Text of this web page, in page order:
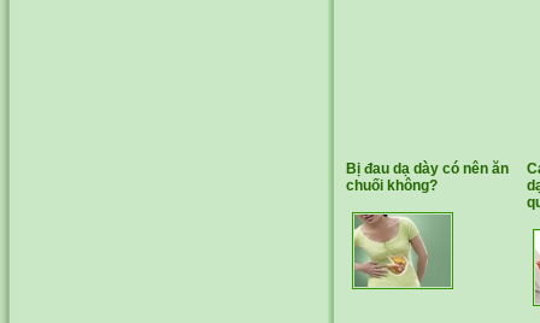
Bị đau dạ dày có nên ăn
chuối không?